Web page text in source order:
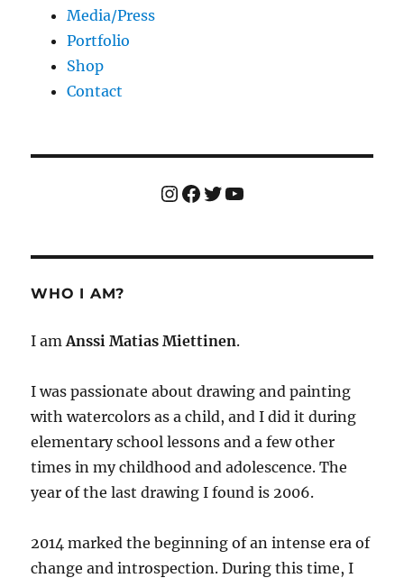
Media/Press
Portfolio
Shop
Contact
Instagram
Facebook
Twitter
YouTube
WHO I AM?
I amAnssi Matias Miettinen.
I was passionate about drawing and painting
with watercolors as a child, and I did it during
elementary school lessons and a few other
times in my childhood and adolescence. The
year of the last drawing I found is 2006.
2014 marked the beginning of an intense era of
change and introspection. During this time, I